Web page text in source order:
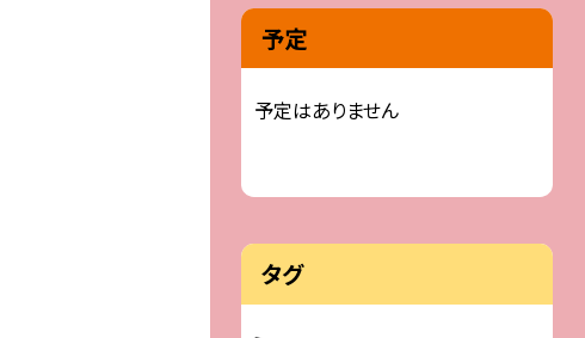
予定
予定はありません
タグ